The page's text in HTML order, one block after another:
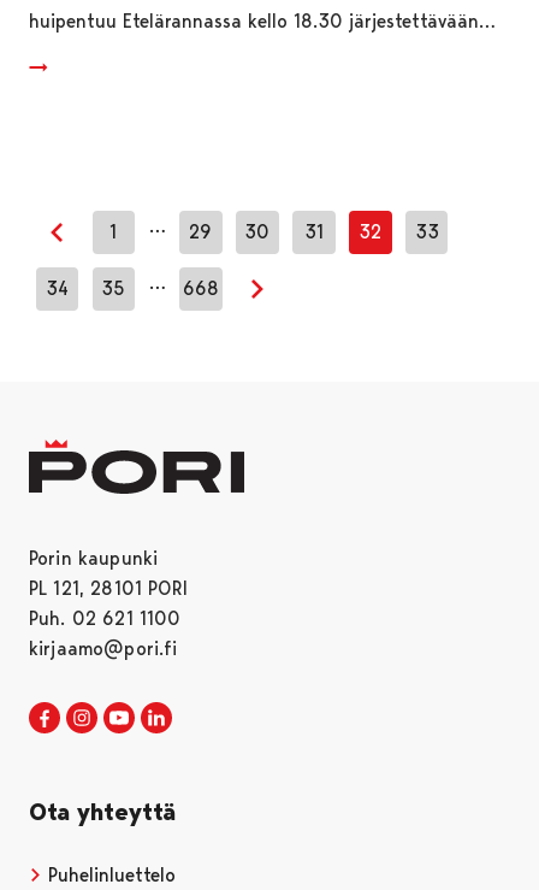
huipentuu Etelärannassa kello 18.30 järjestettävään…
Edellinen sivu
1 … 29 30 31 32 33
34 35 … 668
Seuraava sivu
Porin kaupunki
PL 121, 28101 PORI
Puh. 02 621 1100
kirjaamo@pori.fi
Porin kaupunki Facebookissa
Avautuu uudessa välilehdessä
Porin kaupunki Instagramissa
Avautuu uudessa välilehdessä
Porin kaupunki Youtubessa
Avautuu uudessa välilehdessä
Ota yhteyttä
Puhelinluettelo